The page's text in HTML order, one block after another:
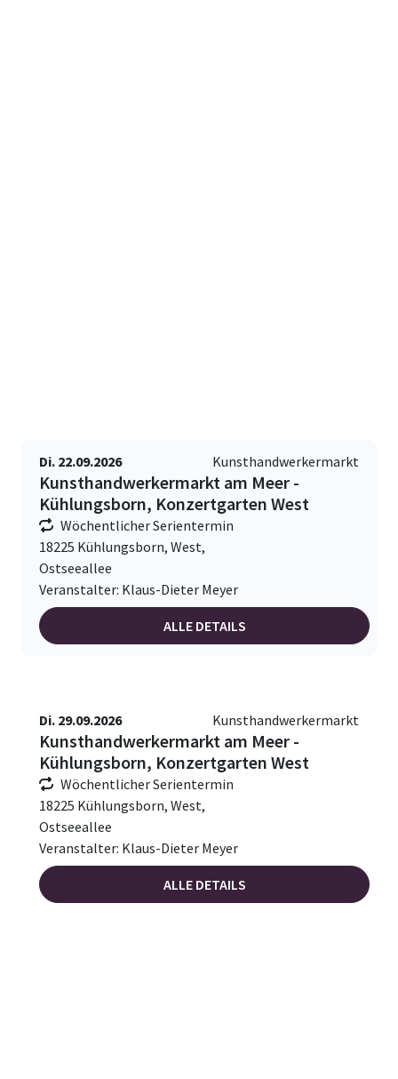
Di. 22.09.2026 Kunsthandwerkermarkt
Kunsthandwerkermarkt am Meer -
Kühlungsborn, Konzertgarten West
Wöchentlicher Serientermin
18225 Kühlungsborn, West,
Ostseeallee
Veranstalter: Klaus-Dieter Meyer
ALLE DETAILS
Di. 29.09.2026 Kunsthandwerkermarkt
Kunsthandwerkermarkt am Meer -
Kühlungsborn, Konzertgarten West
Wöchentlicher Serientermin
18225 Kühlungsborn, West,
Ostseeallee
Veranstalter: Klaus-Dieter Meyer
ALLE DETAILS